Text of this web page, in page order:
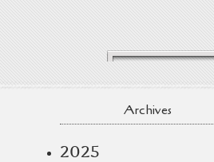
Archives
2025